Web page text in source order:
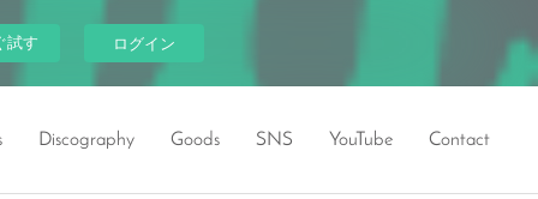
試す ログイン
Discography Goods SNS YouTube Contact